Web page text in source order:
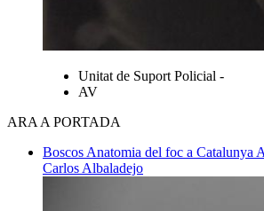
Unitat de Suport Policial -
AV
ARA A PORTADA
Boscos Anatomia del foc a Catalunya
Carlos Albaladejo